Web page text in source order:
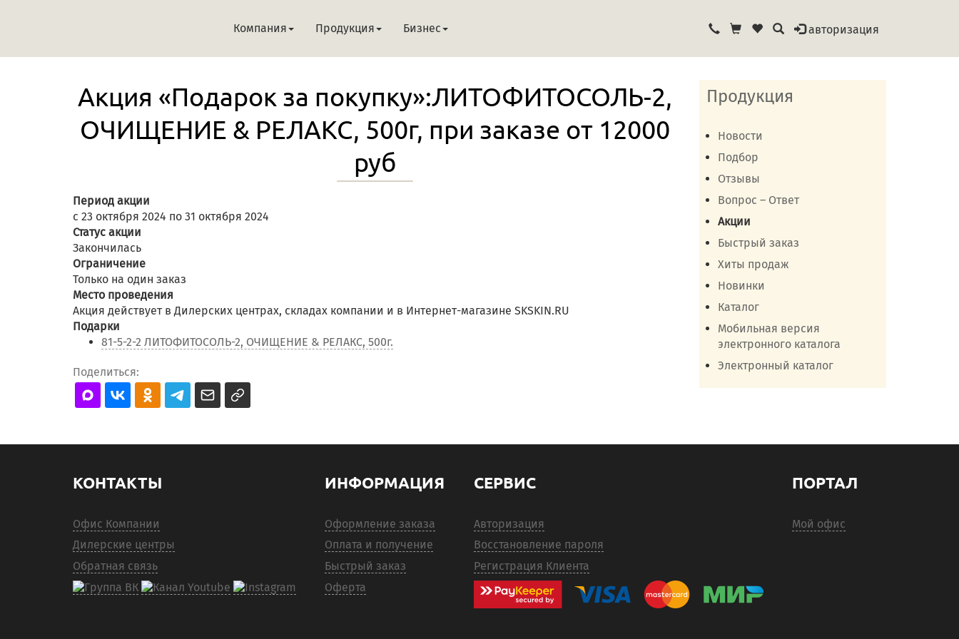
Компания Продукция Бизнес авторизация
Акция «Подарок за покупку»:ЛИТОФИТОСОЛЬ-2,
ОЧИЩЕНИЕ & РЕЛАКС, 500г, при заказе от 12000
руб
Период акции
с 23 октября 2024 по 31 октября 2024
Статус акции
Закончилась
Ограничение
Только на один заказ
Место проведения
Акция действует в Дилерских центрах, складах компании и в Интернет-магазине SKSKIN.RU
Подарки
81-5-2-2 ЛИТОФИТОСОЛЬ-2, ОЧИЩЕНИЕ & РЕЛАКС, 500г.
Поделиться:
Продукция
Новости
Подбор
Отзывы
Вопрос – Ответ
Акции
Быстрый заказ
Хиты продаж
Новинки
Каталог
Мобильная версия
электронного каталога
Электронный каталог
КОНТАКТЫ
Офис Компании
Дилерские центры
Обратная связь
ИНФОРМАЦИЯ
Оформление заказа
Оплата и получение
Быстрый заказ
Оферта
СЕРВИС
Авторизация
Восстановление пароля
Регистрация Клиента
ПОРТАЛ
Мой офис